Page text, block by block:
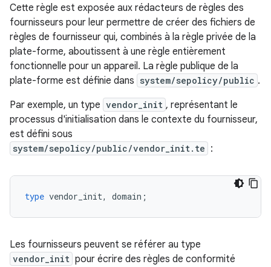
Cette règle est exposée aux rédacteurs de règles des
fournisseurs pour leur permettre de créer des fichiers de
règles de fournisseur qui, combinés à la règle privée de la
plate-forme, aboutissent à une règle entièrement
fonctionnelle pour un appareil. La règle publique de la
plate-forme est définie dans system/sepolicy/public .
Par exemple, un type vendor_init , représentant le
processus d'initialisation dans le contexte du fournisseur,
est défini sous
system/sepolicy/public/vendor_init.te :
type vendor_init, domain ;
Les fournisseurs peuvent se référer au type
vendor_init pour écrire des règles de conformité